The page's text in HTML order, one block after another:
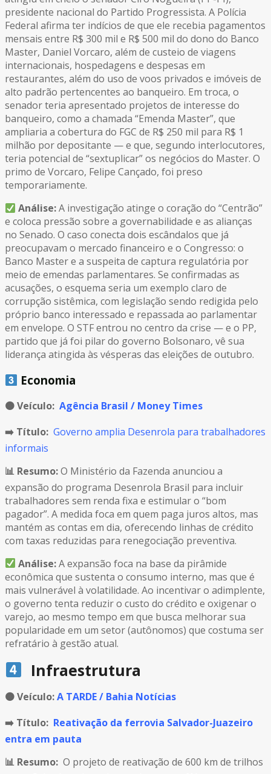
presidente nacional do Partido Progressista. A Polícia
Federal afirma ter indícios de que ele recebia pagamentos
mensais entre R$ 300 mil e R$ 500 mil do dono do Banco
Master, Daniel Vorcaro, além de custeio de viagens
internacionais, hospedagens e despesas em
restaurantes, além do uso de voos privados e imóveis de
alto padrão pertencentes ao banqueiro. Em troca, o
senador teria apresentado projetos de interesse do
banqueiro, como a chamada “Emenda Master”, que
ampliaria a cobertura do FGC de R$ 250 mil para R$ 1
milhão por depositante — e que, segundo interlocutores,
teria potencial de “sextuplicar” os negócios do Master. O
primo de Vorcaro, Felipe Cançado, foi preso
temporariamente.
Análise:A investigação atinge o coração do “Centrão”
e coloca pressão sobre a governabilidade e as alianças
no Senado. O caso conecta dois escândalos que já
preocupavam o mercado financeiro e o Congresso: o
Banco Master e a suspeita de captura regulatória por
meio de emendas parlamentares. Se confirmadas as
acusações, o esquema seria um exemplo claro de
corrupção sistêmica, com legislação sendo redigida pelo
próprio banco interessado e repassada ao parlamentar
em envelope. O STF entrou no centro da crise — e o PP,
partido que já foi pilar do governo Bolsonaro, vê sua
liderança atingida às vésperas das eleições de outubro.
Economia
🟠Veículo: Agência Brasil / Money Times
➡️ Título: Governo amplia Desenrola para trabalhadores
informais
📊 Resumo:O Ministério da Fazenda anunciou a
expansão do programa Desenrola Brasil para incluir
trabalhadores sem renda fixa e estimular o “bom
pagador”. A medida foca em quem paga juros altos, mas
mantém as contas em dia, oferecendo linhas de crédito
com taxas reduzidas para renegociação preventiva.
Análise:A expansão foca na base da pirâmide
econômica que sustenta o consumo interno, mas que é
mais vulnerável à volatilidade. Ao incentivar o adimplente,
o governo tenta reduzir o custo do crédito e oxigenar o
varejo, ao mesmo tempo em que busca melhorar sua
popularidade em um setor (autônomos) que costuma ser
refratário à gestão atual.
Infraestrutura
🟠Veículo:A TARDE / Bahia Notícias
➡️ Título: Reativação da ferrovia Salvador-Juazeiro
entra em pauta
📊 Resumo: O projeto de reativação de 600 km de trilhos